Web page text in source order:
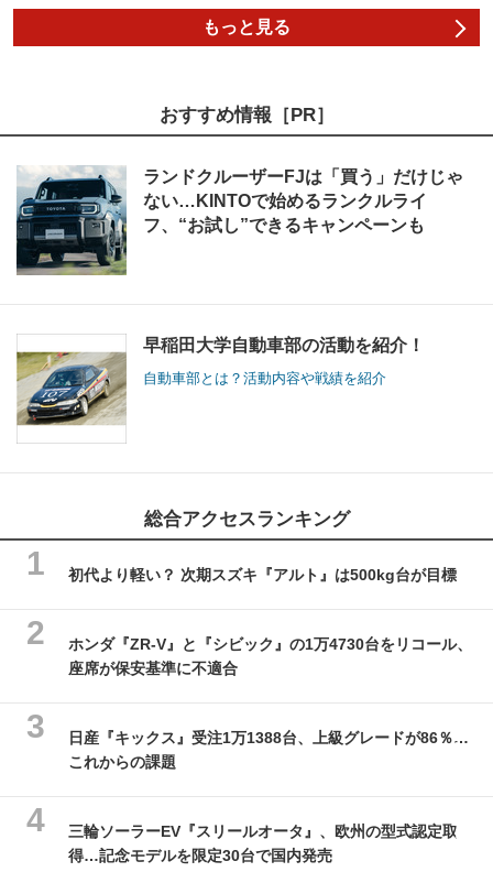
もっと見る
おすすめ情報［PR］
ランドクルーザーFJは「買う」だけじゃ
ない…KINTOで始めるランクルライ
フ、“お試し”できるキャンペーンも
早稲田大学自動車部の活動を紹介！
自動車部とは？活動内容や戦績を紹介
総合アクセスランキング
初代より軽い？ 次期スズキ『アルト』は500kg台が目標
ホンダ『ZR-V』と『シビック』の1万4730台をリコール、
座席が保安基準に不適合
日産『キックス』受注1万1388台、上級グレードが86％…
これからの課題
三輪ソーラーEV『スリールオータ』、欧州の型式認定取
得…記念モデルを限定30台で国内発売